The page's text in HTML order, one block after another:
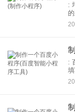
:
:
填